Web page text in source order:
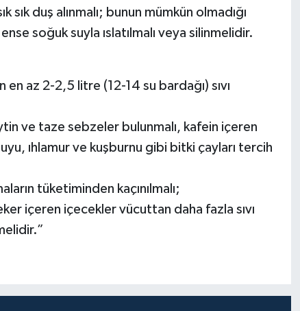
sık duş alınmalı; bunun mümkün olmadığı
soğuk suyla ıslatılmalı veya silinmelidir.
az 2-2,5 litre (12-14 su bardağı) sıvı
ve taze sebzeler bulunmalı, kafein içeren
ıhlamur ve kuşburnu gibi bitki çayları tercih
tüketiminden kaçınılmalı;
içeren içecekler vücuttan daha fazla sıvı